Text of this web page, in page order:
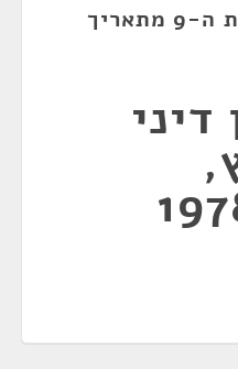
ישיבת ועדה של הכנסת ה-9 מתאריך